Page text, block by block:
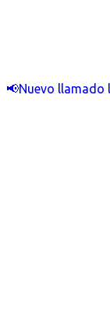
📢Nuevo llamado